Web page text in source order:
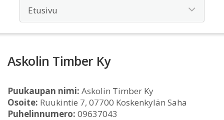
Askolin Timber Ky
Puukaupan nimi: Askolin Timber Ky
Osoite: Ruukintie 7, 07700 Koskenkylän Saha
Puhelinnumero: 09637043